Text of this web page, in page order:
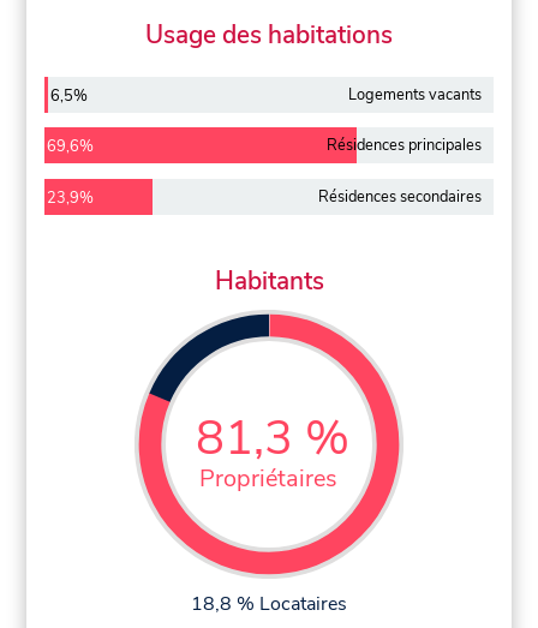
Usage des habitations
6,5% Logements vacants
69,6% Résidences principales
23,9% Résidences secondaires
Habitants
81,3 %
Propriétaires
18,8 % Locataires